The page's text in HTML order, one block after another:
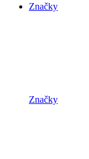
Značky
Značky